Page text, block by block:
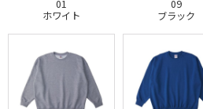
01
ホワイト
09
ブラック